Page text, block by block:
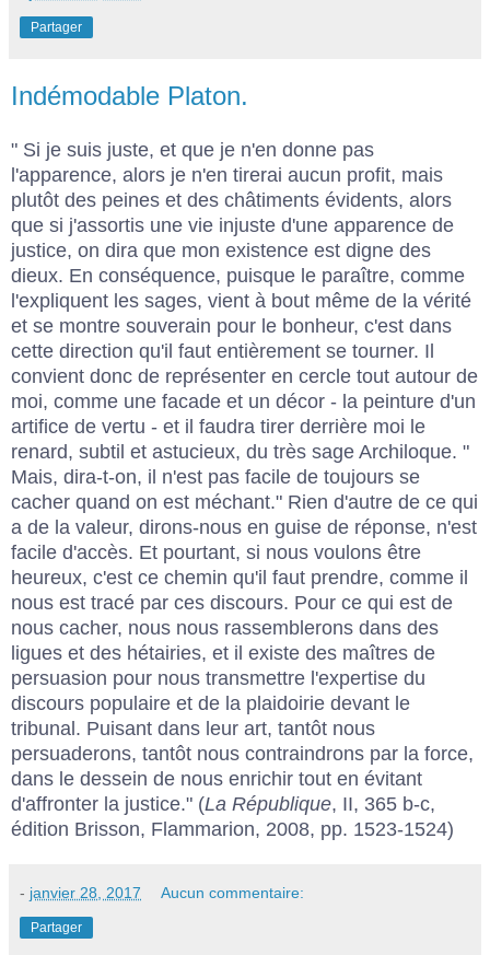
Partager
Indémodable Platon.
" Si je suis juste, et que je n'en donne pas
l'apparence, alors je n'en tirerai aucun profit, mais
plutôt des peines et des châtiments évidents, alors
que si j'assortis une vie injuste d'une apparence de
justice, on dira que mon existence est digne des
dieux. En conséquence, puisque le paraître, comme
l'expliquent les sages, vient à bout même de la vérité
et se montre souverain pour le bonheur, c'est dans
cette direction qu'il faut entièrement se tourner. Il
convient donc de représenter en cercle tout autour de
moi, comme une facade et un décor - la peinture d'un
artifice de vertu - et il faudra tirer derrière moi le
renard, subtil et astucieux, du très sage Archiloque. "
Mais, dira-t-on, il n'est pas facile de toujours se
cacher quand on est méchant." Rien d'autre de ce qui
a de la valeur, dirons-nous en guise de réponse, n'est
facile d'accès. Et pourtant, si nous voulons être
heureux, c'est ce chemin qu'il faut prendre, comme il
nous est tracé par ces discours. Pour ce qui est de
nous cacher, nous nous rassemblerons dans des
ligues et des hétairies, et il existe des maîtres de
persuasion pour nous transmettre l'expertise du
discours populaire et de la plaidoirie devant le
tribunal. Puisant dans leur art, tantôt nous
persuaderons, tantôt nous contraindrons par la force,
dans le dessein de nous enrichir tout en évitant
d'affronter la justice." (La République, II, 365 b-c,
édition Brisson, Flammarion, 2008, pp. 1523-1524)
- janvier 28, 2017 Aucun commentaire:
Partager